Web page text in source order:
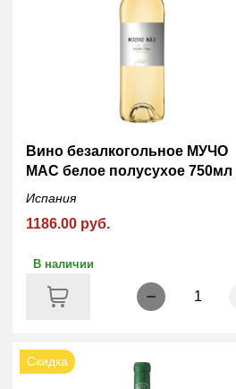
Вино безалкогольное МУЧО
МАС белое полусухое 750мл
Испания
1186.00 руб.
В наличии
1
Скидка